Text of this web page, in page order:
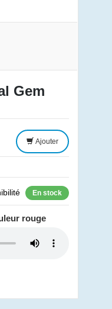
Gem
Ajouter
En stock
rouge